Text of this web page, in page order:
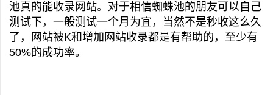
池真的能收录网站。对于相信蜘蛛池的朋友可以自己
测试下，一般测试一个月为宜，当然不是秒收这么久
了，网站被K和增加网站收录都是有帮助的，至少有
50%的成功率。